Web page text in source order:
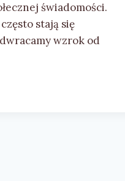
świadomości.
stają się
wzrok od